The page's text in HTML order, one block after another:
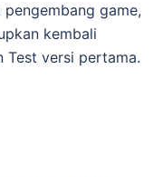
pengembang game,
kembali
Test versi pertama.